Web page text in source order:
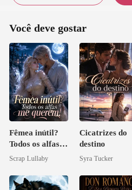
Você deve gostar
Fêmea inútil?
Todos os alfas
me querem!
Scrap Lullaby
Cicatrizes do
destino
Syra Tucker